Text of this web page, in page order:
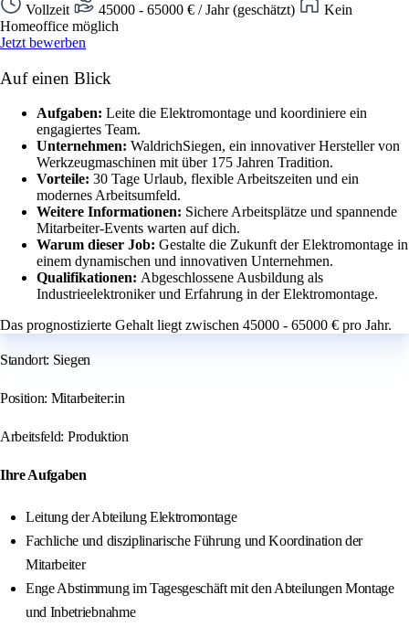
Vollzeit 45000 - 65000 € / Jahr (geschätzt)
Kein
Homeoffice möglich
Jetzt bewerben
Auf einen Blick
Aufgaben: Leite die Elektromontage und koordiniere ein
engagiertes Team.
Unternehmen: WaldrichSiegen, ein innovativer Hersteller von
Werkzeugmaschinen mit über 175 Jahren Tradition.
Vorteile: 30 Tage Urlaub, flexible Arbeitszeiten und ein
modernes Arbeitsumfeld.
Weitere Informationen: Sichere Arbeitsplätze und spannende
Mitarbeiter-Events warten auf dich.
Warum dieser Job: Gestalte die Zukunft der Elektromontage in
einem dynamischen und innovativen Unternehmen.
Qualifikationen: Abgeschlossene Ausbildung als
Industrieelektroniker und Erfahrung in der Elektromontage.
Das prognostizierte Gehalt liegt zwischen 45000 - 65000 € pro Jahr.
Standort: Siegen
Position: Mitarbeiter:in
Arbeitsfeld: Produktion
Ihre Aufgaben
Leitung der Abteilung Elektromontage
Fachliche und disziplinarische Führung und Koordination der
Mitarbeiter
Enge Abstimmung im Tagesgeschäft mit den Abteilungen Montage
und Inbetriebnahme